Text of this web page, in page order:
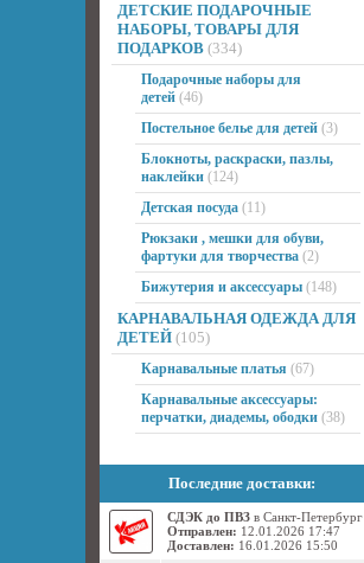
ДЕТСКИЕ ПОДАРОЧНЫЕ
НАБОРЫ, ТОВАРЫ ДЛЯ
ПОДАРКОВ (334)
Подарочные наборы для
детей (46)
Постельное белье для детей (3)
Блокноты, раскраски, пазлы,
наклейки (124)
Детская посуда (11)
Рюкзаки , мешки для обуви,
фартуки для творчества (2)
Бижутерия и аксессуары (148)
КАРНАВАЛЬНАЯ ОДЕЖДА ДЛЯ
ДЕТЕЙ (105)
Карнавальные платья (67)
Карнавальные аксессуары:
перчатки, диадемы, ободки (38)
Последние доставки:
СДЭК до ПВЗ в Санкт-Петербург
Отправлен: 12.01.2026 17:47
Доставлен: 16.01.2026 15:50